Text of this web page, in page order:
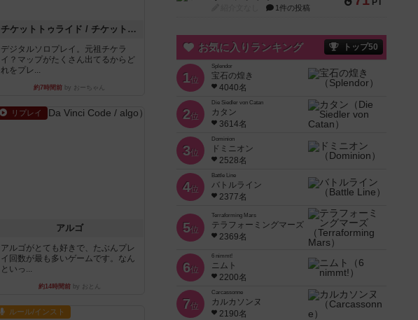
チケットトゥライド / チケットトゥライドアメリカ
デジタルソロプレイ。元祖チケラ
イ？マップがたくさん出てるからど
れをプレ...
約7時間前 by おーちゃん
リプレイ
アルゴ
アルゴがとても好きで、たぶんプレ
イ回数が最も多いゲームです。なん
といっ...
約14時間前by おとん
ルール/インスト
PT
1件の投稿
お気に入りランキング トップ50
1位
Splendor
宝石の煌き
4040名
2位
Die Siedler von Catan
カタン
3614名
3位
Dominion
ドミニオン
2528名
4位
Battle Line
バトルライン
2377名
5位
Terraforming Mars
テラフォーミングマーズ
2369名
6位
6 nimmt!
ニムト
2200名
7位
Carcassonne
カルカソンヌ
2190名